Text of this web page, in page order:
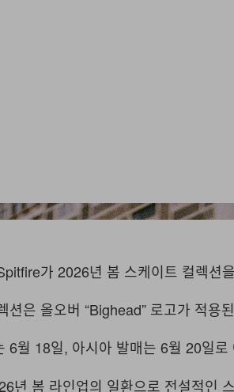
가 2026년 봄 스케이트 컬렉션
션은 올오버 “Bighead” 로고가 적용
6월 18일, 아시아 발매는 6월 20일로
년 봄 라인업의 일환으로 전설적인